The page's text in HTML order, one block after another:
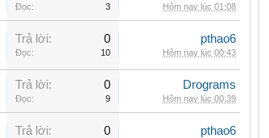
Đọc: 3 Hôm nay lúc 01:08
Trả lời: 0
Đọc: 10
pthao6
Hôm nay lúc 00:43
Trả lời: 0
Đọc: 9
Drograms
Hôm nay lúc 00:39
Trả lời: 0 pthao6